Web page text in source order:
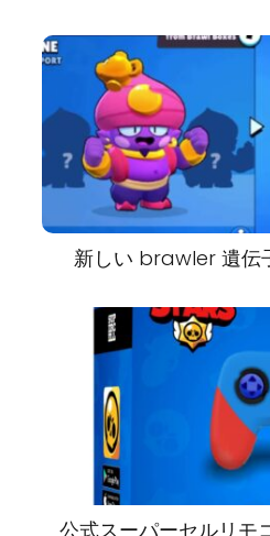
新しい brawler 遺伝
公式スーパーセルリ